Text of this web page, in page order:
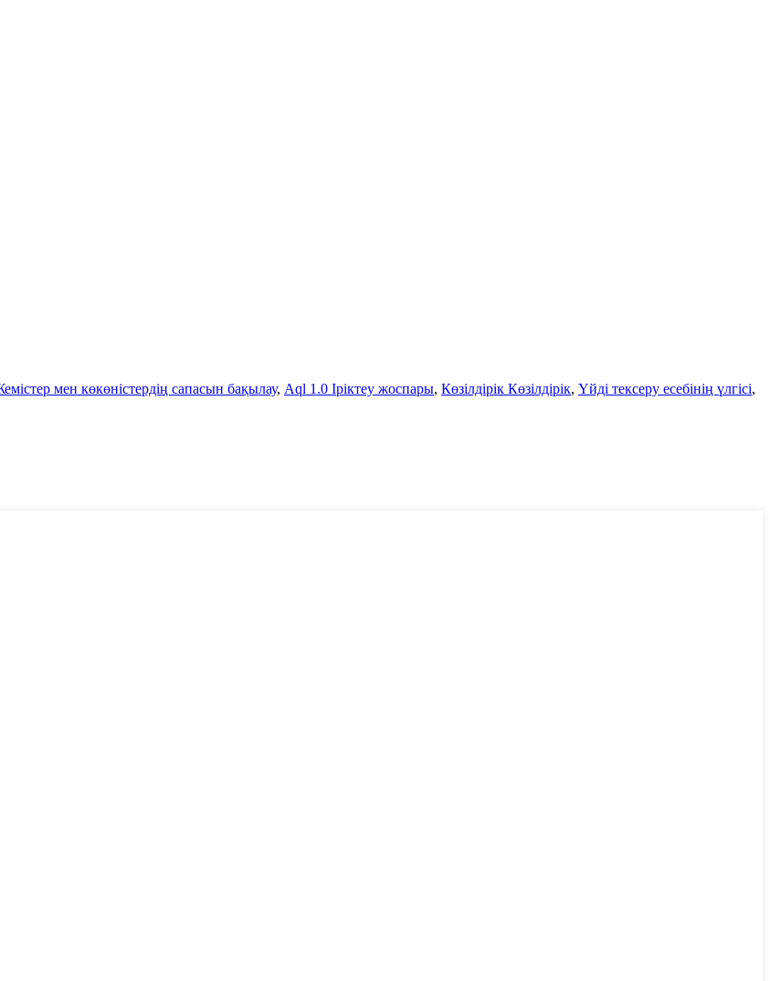
мен көкөністердің сапасын бақылау, Aql 1.0 Іріктеу жоспары, Көзілдірік Көзілдірік, Үйді тексеру есебінің үлгісі,